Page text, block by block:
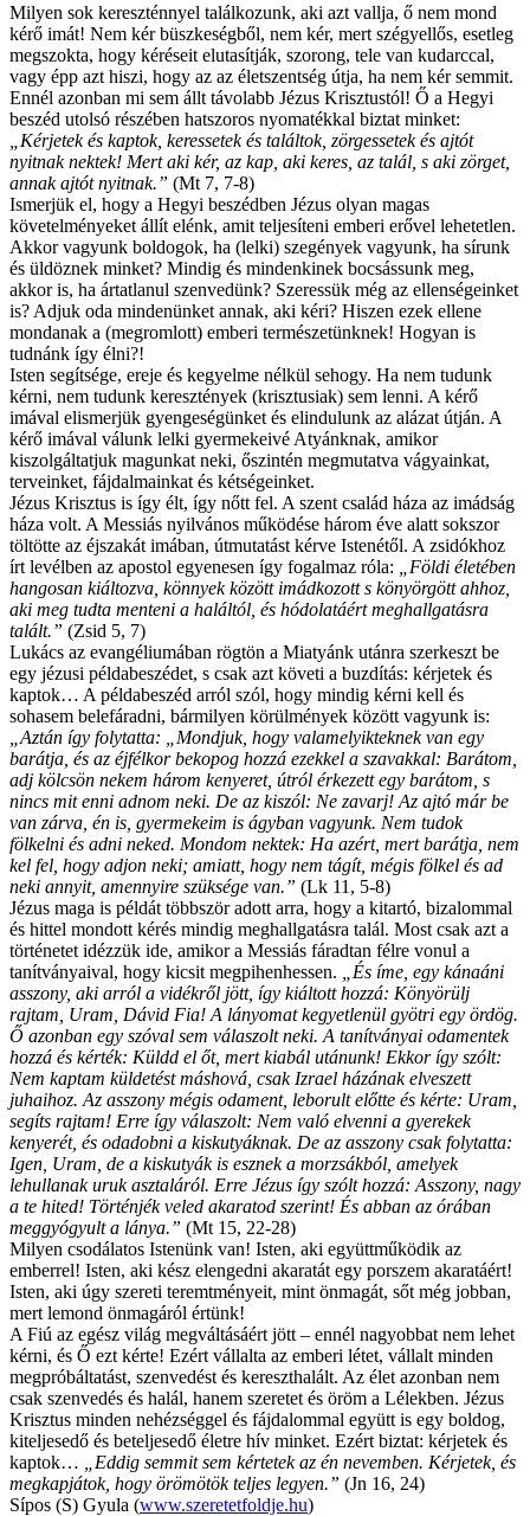
Milyen sok kereszténnyel találkozunk, aki azt vallja, ő nem mond
kérő imát! Nem kér büszkeségből, nem kér, mert szégyellős, esetleg
megszokta, hogy kéréseit elutasítják, szorong, tele van kudarccal,
vagy épp azt hiszi, hogy az az életszentség útja, ha nem kér semmit.
Ennél azonban mi sem állt távolabb Jézus Krisztustól! Ő a Hegyi
beszéd utolsó részében hatszoros nyomatékkal biztat minket:
„Kérjetek és kaptok, keressetek és találtok, zörgessetek és ajtót
nyitnak nektek! Mert aki kér, az kap, aki keres, az talál, s aki zörget,
annak ajtót nyitnak.” (Mt 7, 7-8)
Ismerjük el, hogy a Hegyi beszédben Jézus olyan magas
követelményeket állít elénk, amit teljesíteni emberi erővel lehetetlen.
Akkor vagyunk boldogok, ha (lelki) szegények vagyunk, ha sírunk
és üldöznek minket? Mindig és mindenkinek bocsássunk meg,
akkor is, ha ártatlanul szenvedünk? Szeressük még az ellenségeinket
is? Adjuk oda mindenünket annak, aki kéri? Hiszen ezek ellene
mondanak a (megromlott) emberi természetünknek! Hogyan is
tudnánk így élni?!
Isten segítsége, ereje és kegyelme nélkül sehogy. Ha nem tudunk
kérni, nem tudunk keresztények (krisztusiak) sem lenni. A kérő
imával elismerjük gyengeségünket és elindulunk az alázat útján. A
kérő imával válunk lelki gyermekeivé Atyánknak, amikor
kiszolgáltatjuk magunkat neki, őszintén megmutatva vágyainkat,
terveinket, fájdalmainkat és kétségeinket.
Jézus Krisztus is így élt, így nőtt fel. A szent család háza az imádság
háza volt. A Messiás nyilvános működése három éve alatt sokszor
töltötte az éjszakát imában, útmutatást kérve Istenétől. A zsidókhoz
írt levélben az apostol egyenesen így fogalmaz róla:
„Földi életében
hangosan kiáltozva, könnyek között imádkozott s könyörgött ahhoz,
aki meg tudta menteni a haláltól, és hódolatáért meghallgatásra
talált.” (Zsid 5, 7)
Lukács az evangéliumában rögtön a Miatyánk utánra szerkeszt be
egy jézusi példabeszédet, s csak azt követi a buzdítás: kérjetek és
kaptok… A példabeszéd arról szól, hogy mindig kérni kell és
sohasem belefáradni, bármilyen körülmények között vagyunk is:
„Aztán így folytatta: „Mondjuk, hogy valamelyikteknek van egy
barátja, és az éjfélkor bekopog hozzá ezekkel a szavakkal: Barátom,
adj kölcsön nekem három kenyeret, útról érkezett egy barátom, s
nincs mit enni adnom neki. De az kiszól: Ne zavarj! Az ajtó már be
van zárva, én is, gyermekeim is ágyban vagyunk. Nem tudok
fölkelni és adni neked. Mondom nektek: Ha azért, mert barátja, nem
kel fel, hogy adjon neki; amiatt, hogy nem tágít, mégis fölkel és ad
neki annyit, amennyire szüksége van.” (Lk 11, 5-8)
Jézus maga is példát többször adott arra, hogy a kitartó, bizalommal
és hittel mondott kérés mindig meghallgatásra talál. Most csak azt a
történetet idézzük ide, amikor a Messiás fáradtan félre vonul a
tanítványaival, hogy kicsit megpihenhessen.
„És íme, egy kánaáni
asszony, aki arról a vidékről jött, így kiáltott hozzá: Könyörülj
rajtam, Uram, Dávid Fia! A lányomat kegyetlenül gyötri egy ördög.
Ő azonban egy szóval sem válaszolt neki. A tanítványai odamentek
hozzá és kérték: Küldd el őt, mert kiabál utánunk! Ekkor így szólt:
Nem kaptam küldetést máshová, csak Izrael házának elveszett
juhaihoz. Az asszony mégis odament, leborult előtte és kérte: Uram,
segíts rajtam! Erre így válaszolt: Nem való elvenni a gyerekek
kenyerét, és odadobni a kiskutyáknak. De az asszony csak folytatta:
Igen, Uram, de a kiskutyák is esznek a morzsákból, amelyek
lehullanak uruk asztaláról. Erre Jézus így szólt hozzá: Asszony, nagy
a te hited! Történjék veled akaratod szerint! És abban az órában
meggyógyult a lánya.” (Mt 15, 22-28)
Milyen csodálatos Istenünk van! Isten, aki együttműködik az
emberrel! Isten, aki kész elengedni akaratát egy porszem akaratáért!
Isten, aki úgy szereti teremtményeit, mint önmagát, sőt még jobban,
mert lemond önmagáról értünk!
A Fiú az egész világ megváltásáért jött – ennél nagyobbat nem lehet
kérni, és Ő ezt kérte! Ezért vállalta az emberi létet, vállalt minden
megpróbáltatást, szenvedést és kereszthalált. Az élet azonban nem
csak szenvedés és halál, hanem szeretet és öröm a Lélekben. Jézus
Krisztus minden nehézséggel és fájdalommal együtt is egy boldog,
kiteljesedő és beteljesedő életre hív minket. Ezért biztat: kérjetek és
kaptok…
„Eddig semmit sem kértetek az én nevemben. Kérjetek, és
megkapjátok, hogy örömötök teljes legyen.” (Jn 16, 24)
Sípos (S) Gyula (www.szeretetfoldje.hu)